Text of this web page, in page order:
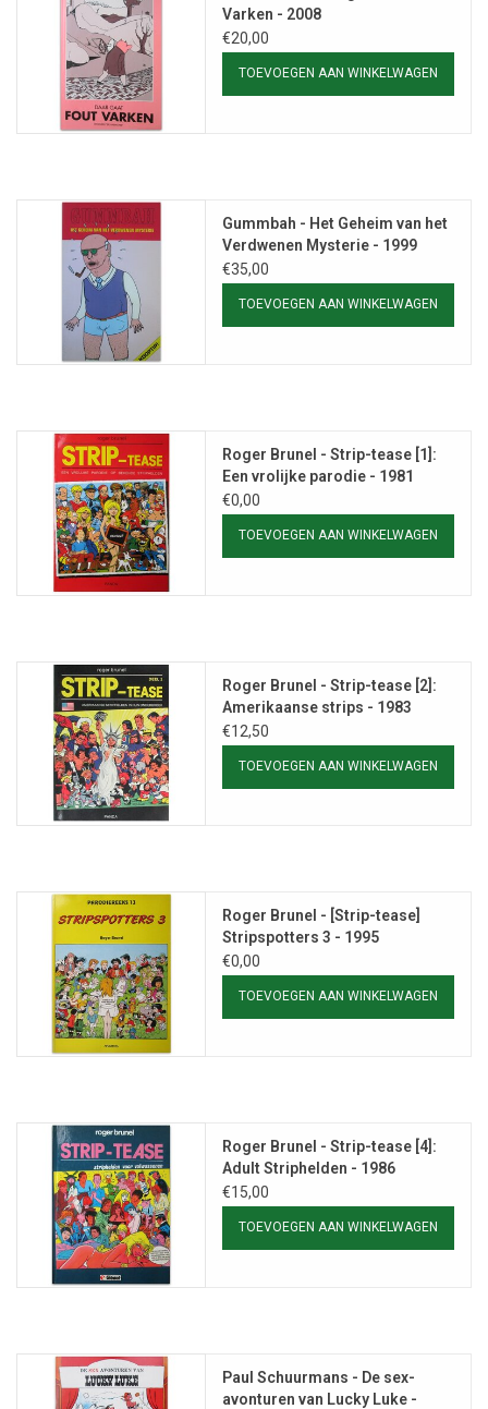
Varken - 2008
€20,00
TOEVOEGEN AAN WINKELWAGEN
Gummbah - Het Geheim van het
Verdwenen Mysterie - 1999
€35,00
TOEVOEGEN AAN WINKELWAGEN
Roger Brunel - Strip-tease [1]:
Een vrolijke parodie - 1981
€0,00
TOEVOEGEN AAN WINKELWAGEN
Roger Brunel - Strip-tease [2]:
Amerikaanse strips - 1983
€12,50
TOEVOEGEN AAN WINKELWAGEN
Roger Brunel - [Strip-tease]
Stripspotters 3 - 1995
€0,00
TOEVOEGEN AAN WINKELWAGEN
Roger Brunel - Strip-tease [4]:
Adult Striphelden - 1986
€15,00
TOEVOEGEN AAN WINKELWAGEN
Paul Schuurmans - De sex-
avonturen van Lucky Luke -